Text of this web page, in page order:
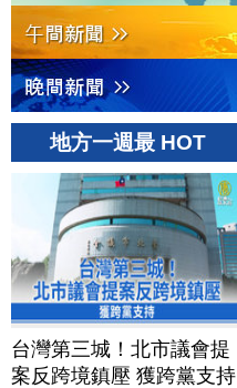
地方一週最 HOT
台灣第三城！北市議會提
案反跨境鎮壓 獲跨黨支持